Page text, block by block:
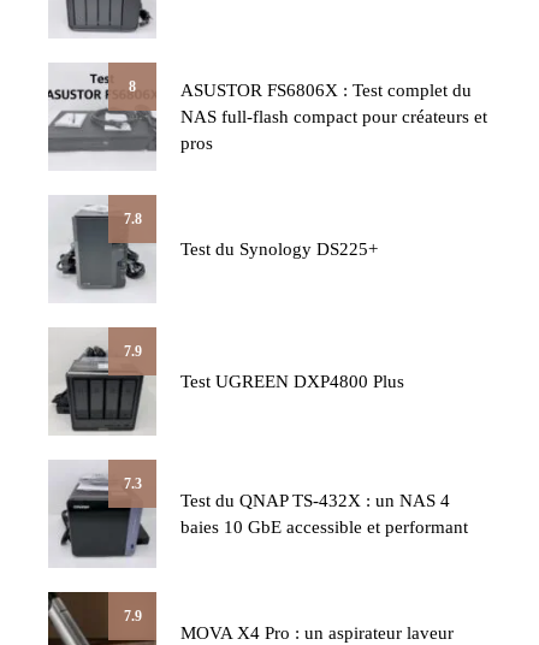
8
ASUSTOR FS6806X : Test complet du
NAS full-flash compact pour créateurs et
pros
7.8
Test du Synology DS225+
7.9
Test UGREEN DXP4800 Plus
7.3
Test du QNAP TS-432X : un NAS 4
baies 10 GbE accessible et performant
7.9
MOVA X4 Pro : un aspirateur laveur